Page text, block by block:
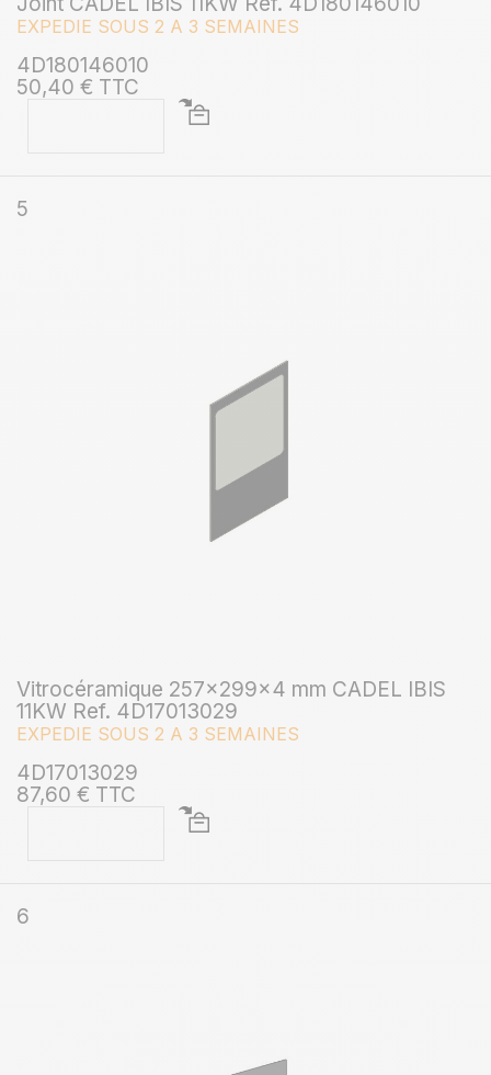
EXPEDIE SOUS 2 A 3 SEMAINES
4D180146010
50,40 € TTC
5
Vitrocéramique 257x299x4 mm CADEL IBIS
11KW Ref. 4D17013029
EXPEDIE SOUS 2 A 3 SEMAINES
4D17013029
87,60 € TTC
6